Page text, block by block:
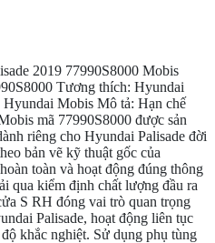
2019 77990S8000 Mobis
Tương thích: Hyundai
Hyundai Mobis Mô tả: Hạn chế
mã 77990S8000 được sản
riêng cho Hyundai Palisade đời
bản vẽ kỹ thuật gốc của
toàn và hoạt động đúng thông
qua kiểm định chất lượng đầu ra
S RH đóng vai trò quan trọng
Palisade, hoạt động liên tục
khắc nghiệt. Sử dụng phụ tùng